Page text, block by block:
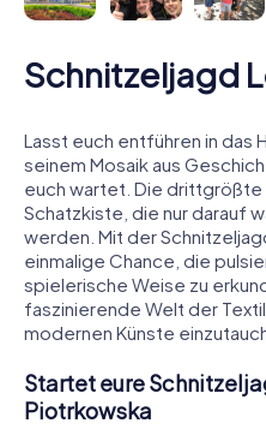
Schnitzeljagd
Lasst euch entführen in das
seinem Mosaik aus
euch wartet. Die drittgrößte
Schatzkiste, die nur darauf
werden. Mit der
einmalige Chance, die
spielerische Weise zu
faszinierende Welt der
modernen Künste
Startet eure
Piotrkowska